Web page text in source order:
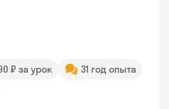
₽ за урок
31 год опыта